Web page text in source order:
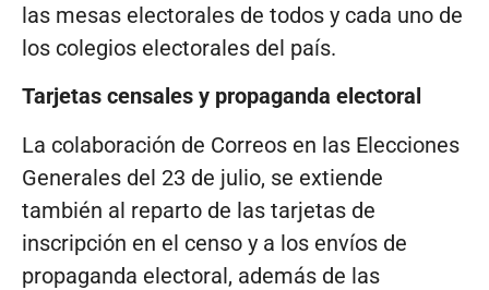
las mesas electorales de todos y cada uno de
los colegios electorales del país.
Tarjetas censales y propaganda electoral
La colaboración de Correos en las Elecciones
Generales del 23 de julio, se extiende
también al reparto de las tarjetas de
inscripción en el censo y a los envíos de
propaganda electoral, además de las